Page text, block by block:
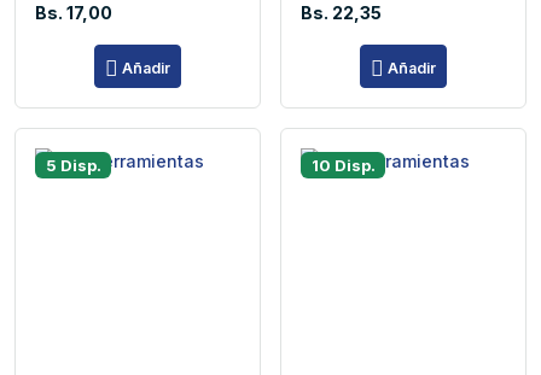
Bs. 17,00
Añadir
Bs. 22,35
Añadir
5 Disp. 10 Disp.